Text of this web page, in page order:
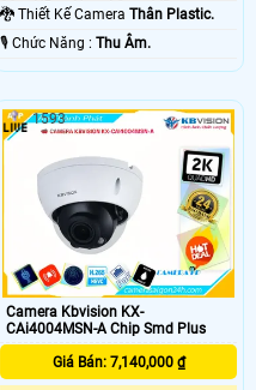
80m Hồng Ngoại Smart IR.
🐉️ Thiết Kế CameraThân Plastic.
️🎙 Chức Năng :Thu Âm.
Camera Kbvision KX-
CAi4004MSN-A Chip Smd Plus
Giá Bán: 7,140,000 ₫
1593